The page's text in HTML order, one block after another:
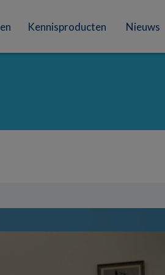
Kennisproducten Nieuws